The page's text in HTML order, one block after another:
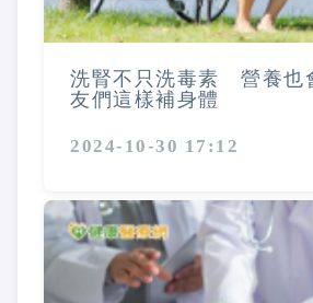
洗腎不只洗毒素 營養也
友們這樣補身體
2024-10-30 17:12